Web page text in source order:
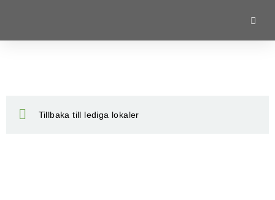
Tillbaka till lediga lokaler